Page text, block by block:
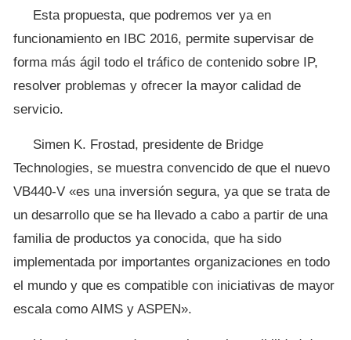
Esta propuesta, que podremos ver ya en
funcionamiento en IBC 2016, permite supervisar de
forma más ágil todo el tráfico de contenido sobre IP,
resolver problemas y ofrecer la mayor calidad de
servicio.
Simen K. Frostad, presidente de Bridge
Technologies, se muestra convencido de que el nuevo
VB440-V «es una inversión segura, ya que se trata de
un desarrollo que se ha llevado a cabo a partir de una
familia de productos ya conocida, que ha sido
implementada por importantes organizaciones en todo
el mundo y que es compatible con iniciativas de mayor
escala como AIMS y ASPEN».